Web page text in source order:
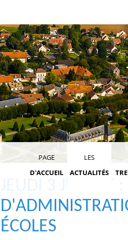
PAGE
D'ACCUEIL
LES
ACTUALITÉS
ÉCOLES